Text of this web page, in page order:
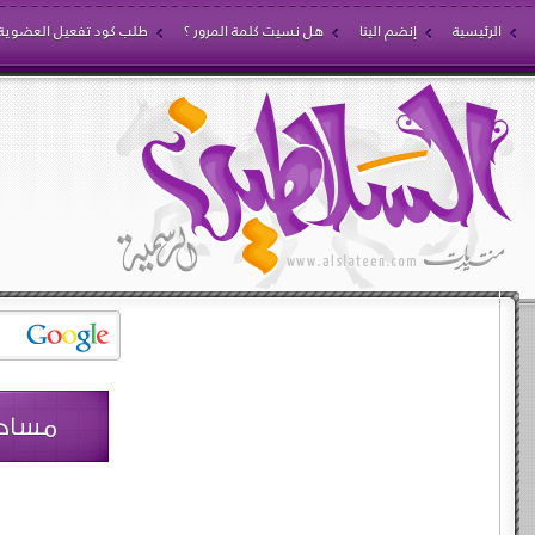
الرئيسية إنضم الينا هل نسيت كلمة المرور ؟ طلب كود تفعيل